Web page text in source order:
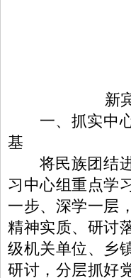
新
一、抓实中心
基
将民族团结进
习中心组重点学
一步、深学一层
精神实质、研讨
级机关单位、乡
研讨，分层抓好